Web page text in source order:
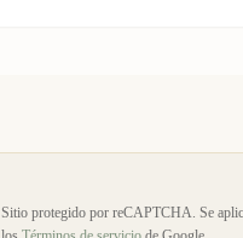
Sitio protegido por reCAPTCHA. Se